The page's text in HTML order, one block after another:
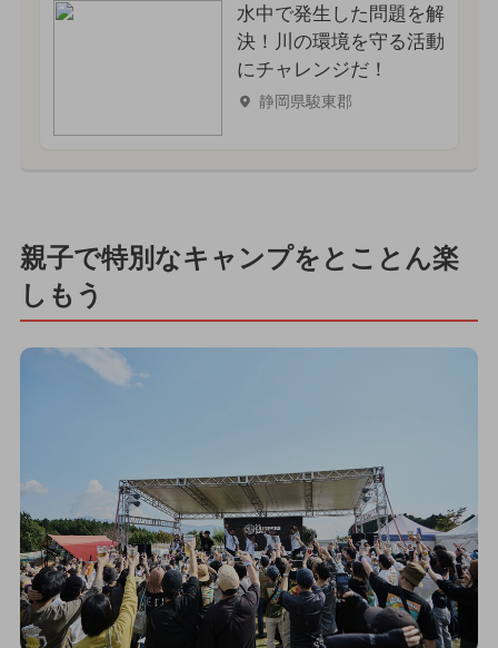
水中で発生した問題を解
決！川の環境を守る活動
にチャレンジだ！
静岡県駿東郡
親子で特別なキャンプをとことん楽
しもう